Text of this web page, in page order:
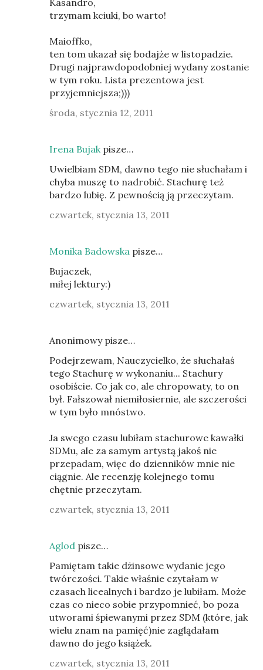
Kasandro,
trzymam kciuki, bo warto!
Maioffko,
ten tom ukazał się bodajże w listopadzie.
Drugi najprawdopodobniej wydany zostanie
w tym roku. Lista prezentowa jest
przyjemniejsza;)))
środa, stycznia 12, 2011
Irena Bujakpisze…
Uwielbiam SDM, dawno tego nie słuchałam i
chyba muszę to nadrobić. Stachurę też
bardzo lubię. Z pewnością ją przeczytam.
czwartek, stycznia 13, 2011
Monika Badowska pisze…
Bujaczek,
miłej lektury:)
czwartek, stycznia 13, 2011
Anonimowy pisze…
Podejrzewam, Nauczycielko, że słuchałaś
tego Stachurę w wykonaniu... Stachury
osobiście. Co jak co, ale chropowaty, to on
był. Fałszował niemiłosiernie, ale szczerości
w tym było mnóstwo.
Ja swego czasu lubiłam stachurowe kawałki
SDMu, ale za samym artystą jakoś nie
przepadam, więc do dzienników mnie nie
ciągnie. Ale recenzję kolejnego tomu
chętnie przeczytam.
czwartek, stycznia 13, 2011
Aglod pisze…
Pamiętam takie dżinsowe wydanie jego
twórczości. Takie właśnie czytałam w
czasach licealnych i bardzo je lubiłam. Może
czas co nieco sobie przypomnieć, bo poza
utworami śpiewanymi przez SDM (które, jak
wielu znam na pamięć)nie zaglądałam
dawno do jego książek.
czwartek, stycznia 13, 2011